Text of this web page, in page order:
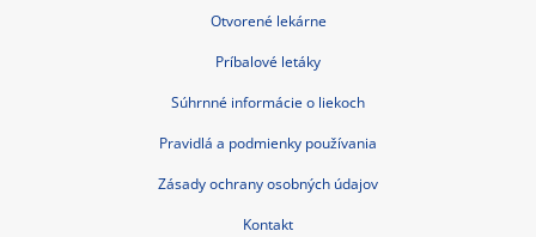
Otvorené lekárne
Príbalové letáky
Súhrnné informácie o liekoch
Pravidlá a podmienky používania
Zásady ochrany osobných údajov
Kontakt